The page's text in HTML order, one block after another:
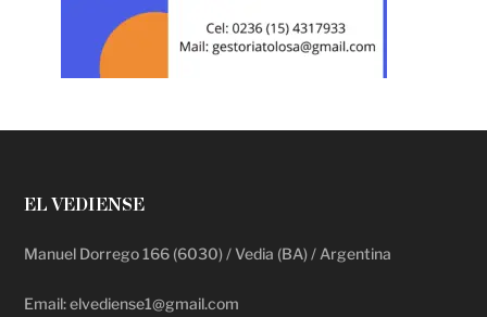
EL VEDIENSE
Manuel Dorrego 166 (6030) / Vedia (BA) / Argentina
Email: elvediense1@gmail.com